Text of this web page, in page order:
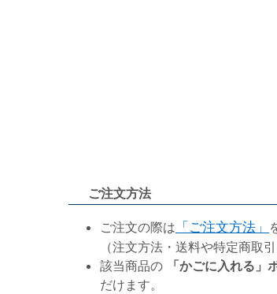
ご注文方法
ご注文の際は 「ご注文方法」
（注文方法・送料や特定商取
該当商品の
「かごに入れる」
だけます。